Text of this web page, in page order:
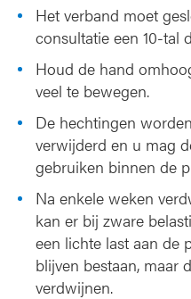
Het verband moet
consultatie een 10-tal
Houd de hand
veel te bewegen.
De hechtingen
verwijderd en u mag
gebruiken binnen de
Na enkele weken
kan er bij zware
een lichte last aan de
blijven bestaan, maar
verdwijnen.